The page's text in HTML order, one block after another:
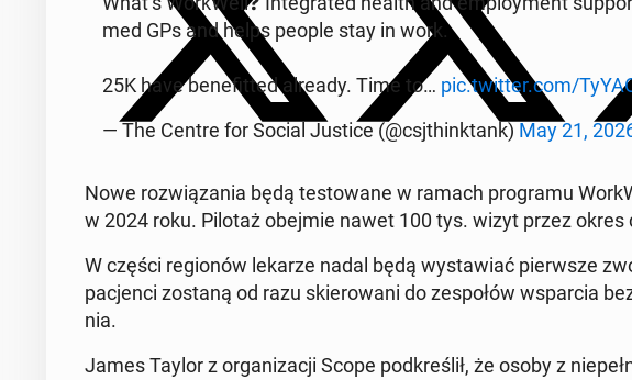
med GPs and helps people stay in work.
25K have be­ne­fit­ted already. Time to… pic.twitter.com/
— The Centre for Social Justice (@csj­think­tank) May 21,
Nowe roz­wią­za­nia będą te­sto­wa­ne w ramach pro­gra­mu
w 2024 roku. Pilotaż obejmie nawet 100 tys. wizyt przez okres
W części re­gio­nów lekarze nadal będą wy­sta­wiać pierw­sze
pa­cjen­ci zostaną od razu skie­ro­wa­ni do ze­spo­łów wspar­cia
nia.
James Taylor z or­ga­ni­za­cji Scope pod­kre­ślił, że osoby z